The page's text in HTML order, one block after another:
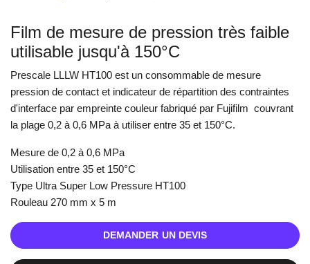
Film de mesure de pression très faible
utilisable jusqu'à 150°C
Prescale LLLW HT100 est un consommable de mesure
pression de contact et indicateur de répartition des contraintes
d'interface par empreinte couleur fabriqué par Fujifilm couvrant
la plage 0,2 à 0,6 MPa à utiliser entre 35 et 150°C.
Mesure de 0,2 à 0,6 MPa
Utilisation entre 35 et 150°C
Type Ultra Super Low Pressure HT100
Rouleau 270 mm x 5 m
DEMANDER UN DEVIS